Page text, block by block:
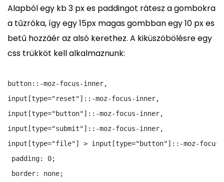
Alapból egy kb 3 px es paddingot rátesz a gombokra
a tűzróka, így egy 15px magas gombban egy 10 px es
betű hozzáér az alsó kerethez. A kiküszöbölésre egy
css trükköt kell alkalmaznunk:
button::-moz-focus-inner,
input[type="reset"]::-moz-focus-inner,
input[type="button"]::-moz-focus-inner,
input[type="submit"]::-moz-focus-inner,
input[type="file"] > input[type="button"]::-moz-
padding: 0;
border: none;